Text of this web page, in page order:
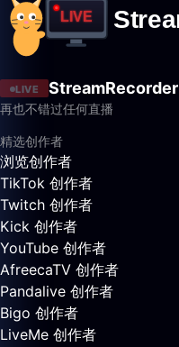
LIVE StreamRecorder
再也不错过任何直播
精选创作者
浏览创作者
TikTok 创作者
Twitch 创作者
Kick 创作者
YouTube 创作者
AfreecaTV 创作者
Pandalive 创作者
Bigo 创作者
LiveMe 创作者